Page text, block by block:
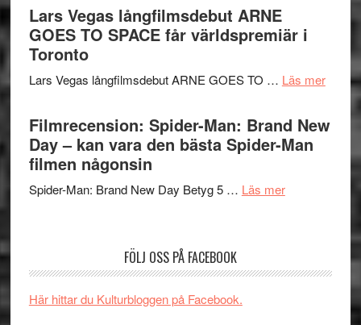
i
kan
tv-
serie:
–
om
människans
Lars Vegas långfilmsdebut ARNE
GOES TO SPACE får världspremiär i
Toronto
Lars Vegas långfilmsdebut ARNE GOES TO … Läs merom
Vegas
ARNE
i
Filmrecension: Spider-Man: Brand New
Day – kan vara den bästa Spider-Man
filmen någonsin
Spider-Man: Brand New Day Betyg 5 … Läs merom
FÖLJ OSS PÅ FACEBOOK
Här hittar du Kulturbloggen på Facebook.